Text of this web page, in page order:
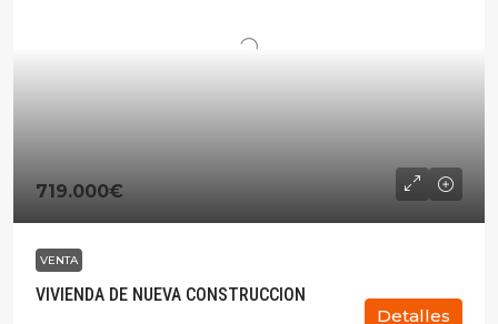
719.000€
VENTA
VIVIENDA DE NUEVA CONSTRUCCION
Detalles